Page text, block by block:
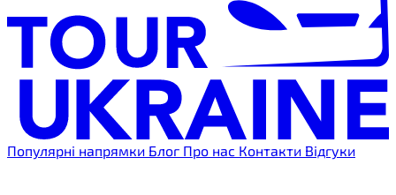
Популярні напрямки Блог Про нас Контакти Відгуки